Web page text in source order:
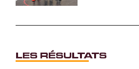
LES RÉSULTATS